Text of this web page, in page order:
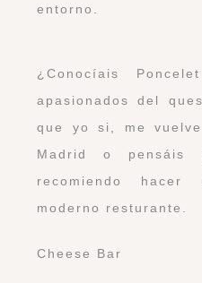
entorno.
¿Conocíais
apasionados del
que yo si, me
Madrid o
recomiendo
moderno resturante.
Cheese Bar